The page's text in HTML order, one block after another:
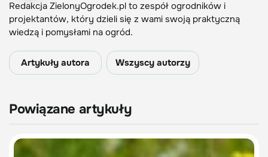
Redakcja ZielonyOgrodek.pl to zespół ogrodników i
projektantów, który dzieli się z wami swoją praktyczną
wiedzą i pomysłami na ogród.
Artykuły autora Wszyscy autorzy
Powiązane artykuły